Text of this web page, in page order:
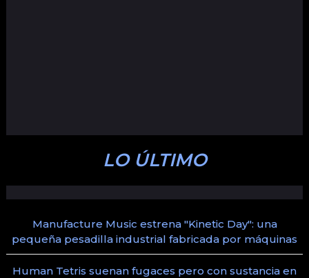
LO ÚLTIMO
Manufacture Music estrena "Kinetic Day": una
pequeña pesadilla industrial fabricada por máquinas
Human Tetris suenan fugaces pero con sustancia en